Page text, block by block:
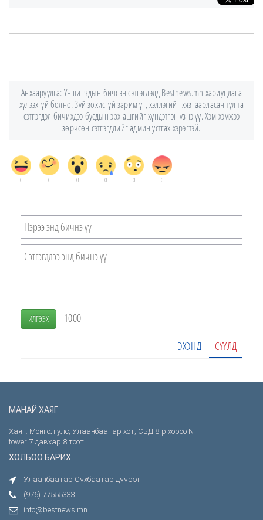
Анхааруулга: Уншигчдын бичсэн сэтгэгдэлд Bestnews.mn хариуцлага
хүлээхгүй болно. Зүй зохисгүй зарим үг, хэллэгийг хязгаарласан тул та
сэтгэгдэл бичихдээ бусдын эрх ашгийг хүндэтгэн үзнэ үү. Хэм хэмжээ
зөрчсөн сэтгэгдлийг админ устгах хэрэгтэй.
0 0 0 0 0 0
ИЛГЭЭХ 1000
ЭХЭНД СҮҮЛД
МАНАЙ ХАЯГ
Хаяг: Монгол улс, Улаанбаатар хот, СБД 8-р хороо N
tower 7 давхар 8 тоот
ХОЛБОО БАРИХ
Улаанбаатар Сүхбаатар дүүрэг
(976) 77555333
info@bestnews.mn